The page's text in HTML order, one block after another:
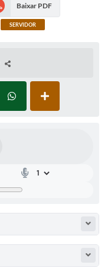
Baixar PDF
SERVIDOR